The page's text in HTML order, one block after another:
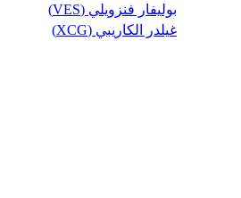
بوليفار فنزويلي (VES)
غيلدر الكاريبي (XCG)